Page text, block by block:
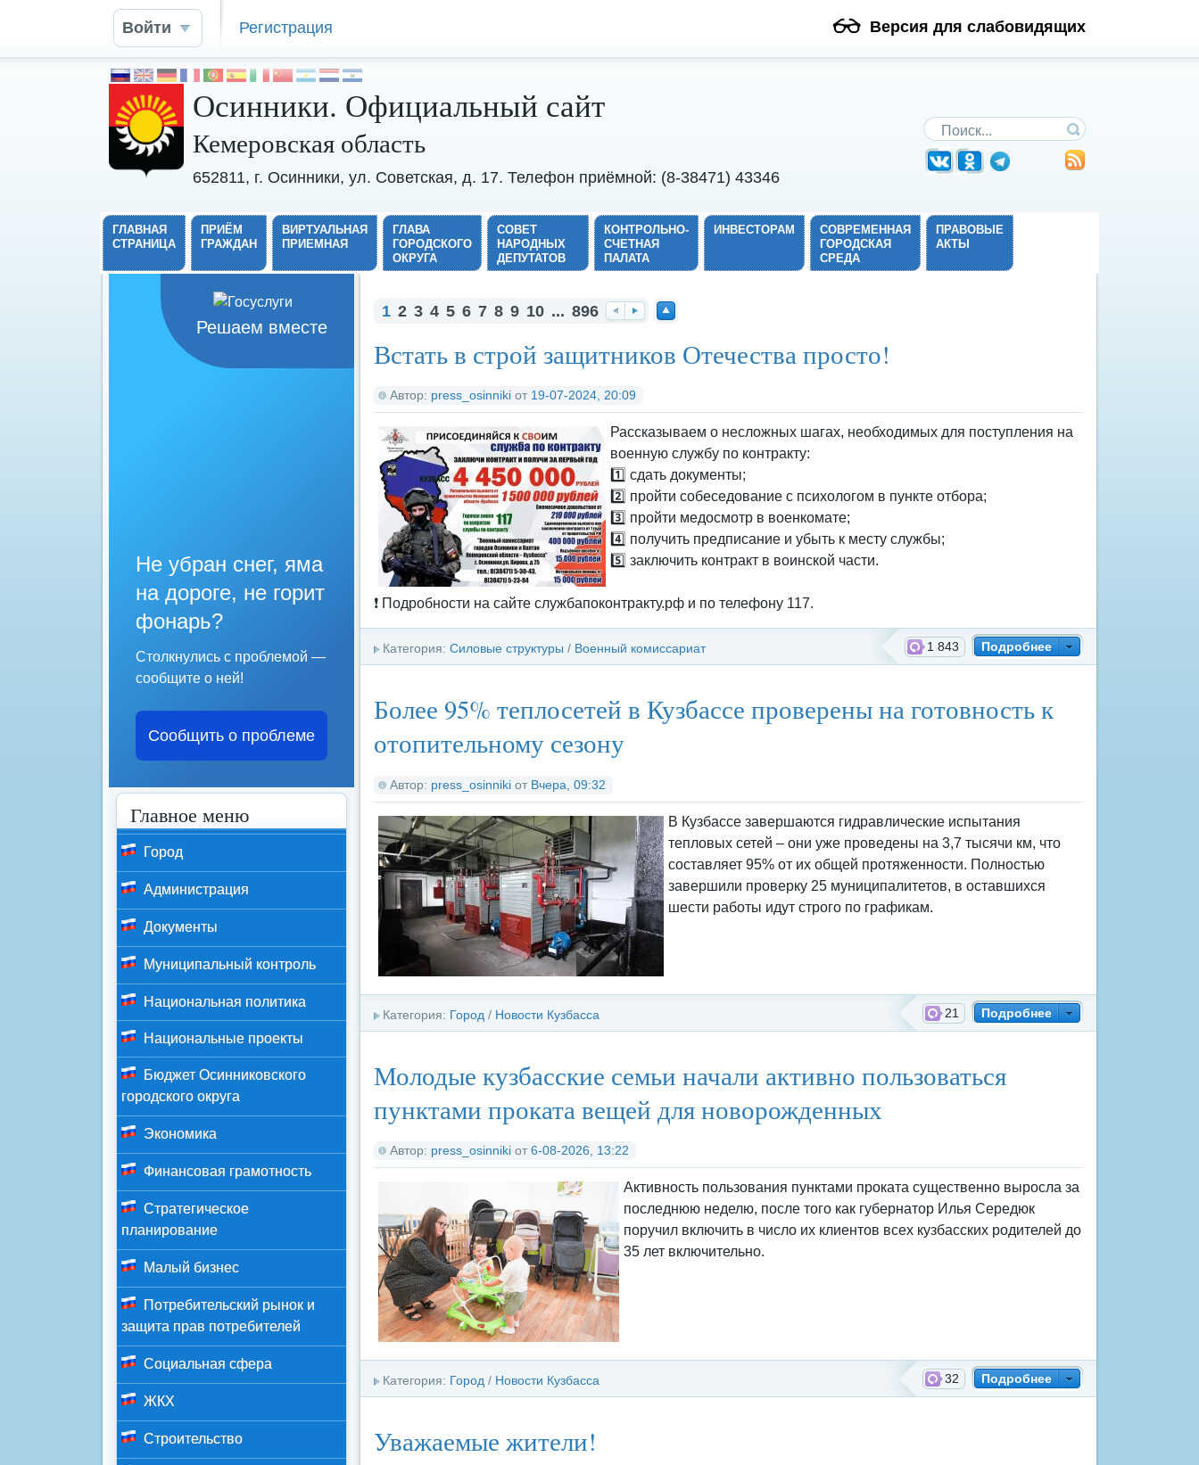
Версия для слабовидящих
Войти Регистрация
Поиск по сайту
Осинники. Официальный сайт
Кемеровская область
652811, г. Осинники, ул. Советская, д. 17. Телефон приёмной: (8-38471) 43346
ГЛАВНАЯ
СТРАНИЦА
ПРИЁМ
ГРАЖДАН
ВИРТУАЛЬНАЯ
ПРИЕМНАЯ
ГЛАВА
ГОРОДСКОГО
ОКРУГА
СОВЕТ
НАРОДНЫХ
ДЕПУТАТОВ
КОНТРОЛЬНО-
СЧЕТНАЯ
ПАЛАТА
ИНВЕСТОРАМ
СОВРЕМЕННАЯ
ГОРОДСКАЯ
СРЕДА
ПРАВОВЫЕ
АКТЫ
1 2 3 4 5 6 7 8 9 10 ... 896
за ер ве
Встать в строй защитников Отечества просто!
Автор: press_osinniki от 19-07-2024, 20:09
Рассказываем о несложных шагах, необходимых для поступления на
военную службу по контракту:
1️⃣ сдать документы;
2️⃣ пройти собеседование с психологом в пункте отбора;
3️⃣ пройти медосмотр в военкомате;
4️⃣ получить предписание и убыть к месту службы;
5️⃣ заключить контракт в воинской части.
❗️ Подробности на сайте службапоконтракту.рф и по телефону 117.
Подробнее
1 843
Категория: Силовые структуры / Военный комиссариат
Более 95% теплосетей в Кузбассе проверены на готовность к
отопительному сезону
Автор: press_osinniki от Вчера, 09:32
В Кузбассе завершаются гидравлические испытания
тепловых сетей – они уже проведены на 3,7 тысячи км, что
составляет 95% от их общей протяженности. Полностью
завершили проверку 25 муниципалитетов, в оставшихся
шести работы идут строго по графикам.
Подробнее
21
Категория: Город / Новости Кузбасса
Молодые кузбасские семьи начали активно пользоваться
пунктами проката вещей для новорожденных
Автор: press_osinniki от 6-08-2026, 13:22
Активность пользования пунктами проката существенно выросла за
последнюю неделю, после того как губернатор Илья Середюк
поручил включить в число их клиентов всех кузбасских родителей до
35 лет включительно.
Подробнее
32
Категория: Город / Новости Кузбасса
Уважаемые жители!
Решаем вместе
Не убран снег, яма
на дороге, не горит
фонарь?
Столкнулись с проблемой —
сообщите о ней!
Сообщить о проблеме
Главное меню
Город
Администрация
Документы
Муниципальный контроль
Национальная политика
Национальные проекты
Бюджет Осинниковского
городского округа
Экономика
Финансовая грамотность
Стратегическое
планирование
Малый бизнес
Потребительский рынок и
защита прав потребителей
Социальная сфера
ЖКХ
Строительство